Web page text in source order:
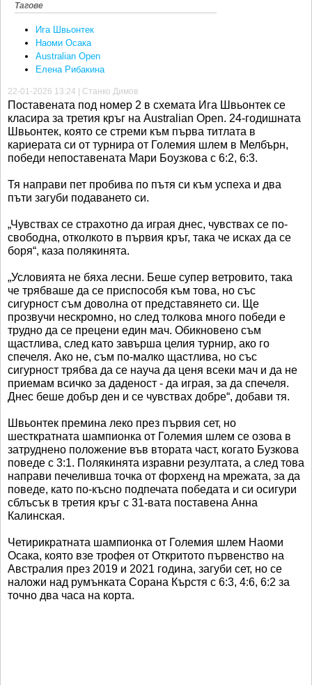
Тагове
Ига Швьонтек
Наоми Осака
Australian Open
Елена Рибакина
22-01-2026 13:24 | Станко Димов
Поставената под номер 2 в схемата Ига Швьонтек се
класира за третия кръг на Australian Open. 24-годишната
Швьонтек, която се стреми към първа титлата в
кариерата си от турнира от Големия шлем в Мелбърн,
победи непоставената Мари Боузкова с 6:2, 6:3.
Тя направи пет пробива по пътя си към успеха и два
пъти загуби подаването си.
„Чувствах се страхотно да играя днес, чувствах се по-
свободна, отколкото в първия кръг, така че исках да се
боря“, каза полякинята.
„Условията не бяха лесни. Беше супер ветровито, така
че трябваше да се приспособя към това, но със
сигурност съм доволна от представянето си. Ще
прозвучи нескромно, но след толкова много победи е
трудно да се прецени един мач. Обикновено съм
щастлива, след като завърша целия турнир, ако го
спечеля. Ако не, съм по-малко щастлива, но със
сигурност трябва да се науча да ценя всеки мач и да не
приемам всичко за даденост - да играя, за да спечеля.
Днес беше добър ден и се чувствах добре“, добави тя.
Швьонтек премина леко през първия сет, но
шесткратната шампионка от Големия шлем се озова в
затруднено положение във втората част, когато Бузкова
поведе с 3:1. Полякинята изравни резултата, а след това
направи печеливша точка от форхенд на мрежата, за да
поведе, като по-късно подпечата победата и си осигури
сблъсък в третия кръг с 31-вата поставена Анна
Калинская.
Четирикратната шампионка от Големия шлем Наоми
Осака, която взе трофея от Откритото първенство на
Австралия през 2019 и 2021 година, загуби сет, но се
наложи над румънката Сорана Кърстя с 6:3, 4:6, 6:2 за
точно два часа на корта.